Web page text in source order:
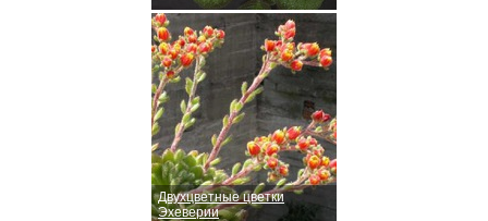
Двухцветные цветки
Эхеверии